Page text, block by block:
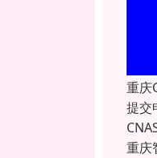
重庆
提交
重庆